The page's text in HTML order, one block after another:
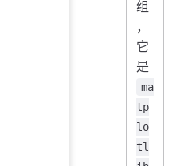
组
，
它
是
ma
tp
lo
tl